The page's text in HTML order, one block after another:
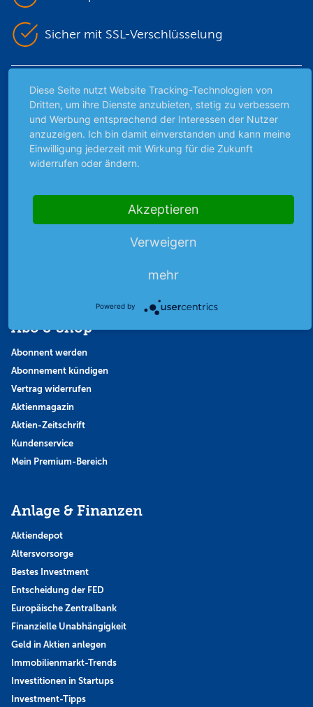
Sicher mit SSL-Verschlüsselung
Highlights
Archiv
Börsenbericht
Börsengerüchte
Börsengespräche
Finanzpodcast
Abo & Shop
Abonnent werden
Abonnement kündigen
Vertrag widerrufen
Aktienmagazin
Aktien-Zeitschrift
Kundenservice
Mein Premium-Bereich
Anlage & Finanzen
Aktiendepot
Altersvorsorge
Bestes Investment
Entscheidung der FED
Europäische Zentralbank
Finanzielle Unabhängigkeit
Geld in Aktien anlegen
Immobilienmarkt-Trends
Investitionen in Startups
Investment-Tipps
Diese Seite nutzt Website Tracking-Technologien von
Dritten, um ihre Dienste anzubieten, stetig zu verbessern
und Werbung entsprechend der Interessen der Nutzer
anzuzeigen. Ich bin damit einverstanden und kann meine
Einwilligung jederzeit mit Wirkung für die Zukunft
widerrufen oder ändern.
Akzeptieren
Verweigern
mehr
Powered by